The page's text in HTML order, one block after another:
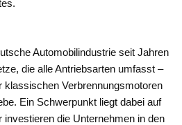
Automobilindustrie seit Jahren
die alle Antriebsarten umfasst –
klassischen Verbrennungsmotoren
Ein Schwerpunkt liegt dabei auf
investieren die Unternehmen in den